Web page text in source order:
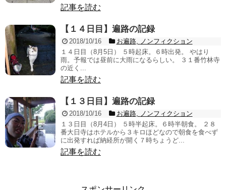
記事を読む
【１４日目】遍路の記録
2018/10/16 お遍路,
ノンフィクション
１４日目（8月5日） ５時起床。６時出発。 やはり
雨。予報では昼前に大雨になるらしい。 ３１番竹林寺
の近く...
記事を読む
【１３日目】遍路の記録
2018/10/16 お遍路,
ノンフィクション
１３日目（8月4日） ５時半起床。６時半朝食。 ２８
番大日寺はホテルから３キロほどなので朝食を食べず
に出発すれば納経所が開く７時ちょうど...
記事を読む